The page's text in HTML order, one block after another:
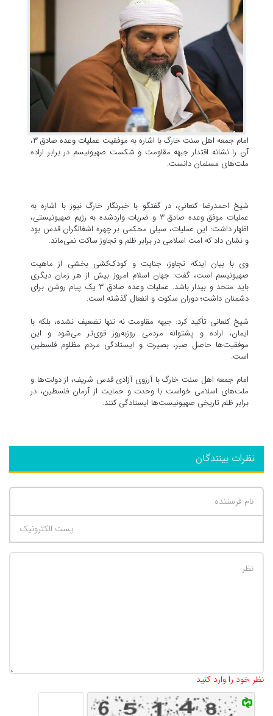
امام جمعه اهل سنت خارگ با اشاره به موفقیت عملیات وعده صادق ۳،
آن را نشانه اقتدار جبهه مقاومت و شکست صهیونیسم در برابر اراده
ملت‌های مسلمان دانست.
شیخ احمدرضا کنعانی، در گفتگو با خبرنگار خارگ نیوز با اشاره به
عملیات موفق وعده صادق ۳ و ضربات واردشده به رژیم صهیونیستی،
اظهار داشت: این عملیات، سیلی محکمی بر چهره اشغالگران قدس بود
و نشان داد که امت اسلامی در برابر ظلم و تجاوز ساکت نمی‌ماند.
وی با بیان اینکه تجاوز، جنایت و کودک‌کشی بخشی از ماهیت
صهیونیسم است، گفت: جهان اسلام امروز بیش از هر زمان دیگری
باید متحد و بیدار باشد. عملیات وعده صادق ۳ یک پیام روشن برای
دشمنان داشت؛ دوران سکوت و انفعال گذشته است.
شیخ کنعانی تأکید کرد: جبهه مقاومت نه تنها تضعیف نشده، بلکه با
ایمان، اراده و پشتوانه مردمی روزبه‌روز قوی‌تر می‌شود و این
موفقیت‌ها حاصل صبر، بصیرت و ایستادگی مردم مظلوم فلسطین
است.
امام جمعه اهل سنت خارگ با آرزوی آزادی قدس شریف، از دولت‌ها و
ملت‌های اسلامی خواست با وحدت و حمایت از آرمان فلسطین، در
برابر ظلم تاریخی صهیونیست‌ها ایستادگی کنند.
نظرات بینندگان
نظر خود را وارد کنید